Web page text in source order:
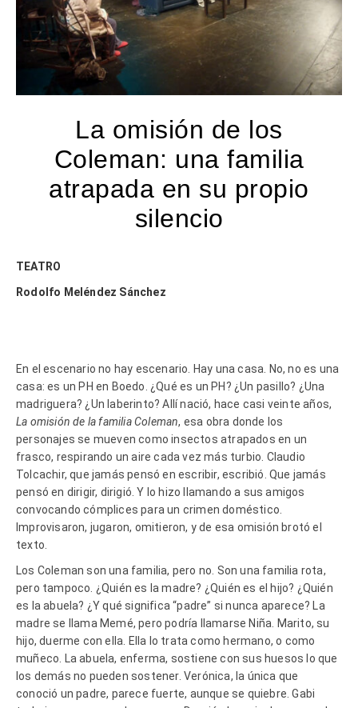
La omisión de los
Coleman: una familia
atrapada en su propio
silencio
TEATRO
Rodolfo Meléndez Sánchez
En el escenario no hay escenario. Hay una casa. No, no es una
casa: es un PH en Boedo. ¿Qué es un PH? ¿Un pasillo? ¿Una
madriguera? ¿Un laberinto? Allí nació, hace casi veinte años,
La omisión de la familia Coleman, esa obra donde los
personajes se mueven como insectos atrapados en un
frasco, respirando un aire cada vez más turbio. Claudio
Tolcachir, que jamás pensó en escribir, escribió. Que jamás
pensó en dirigir, dirigió. Y lo hizo llamando a sus amigos
convocando cómplices para un crimen doméstico.
Improvisaron, jugaron, omitieron, y de esa omisión brotó el
texto.
Los Coleman son una familia, pero no. Son una familia rota,
pero tampoco. ¿Quién es la madre? ¿Quién es el hijo? ¿Quién
es la abuela? ¿Y qué significa “padre” si nunca aparece? La
madre se llama Memé, pero podría llamarse Niña. Marito, su
hijo, duerme con ella. Ella lo trata como hermano, o como
muñeco. La abuela, enferma, sostiene con sus huesos lo que
los demás no pueden sostener. Verónica, la única que
conoció un padre, parece fuerte, aunque se quiebre. Gabi